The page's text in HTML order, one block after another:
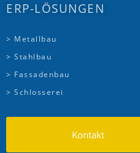
ERP-LÖSUNGEN
> Metallbau
> Stahlbau
> Fassadenbau
> Schlosserei
Kontakt